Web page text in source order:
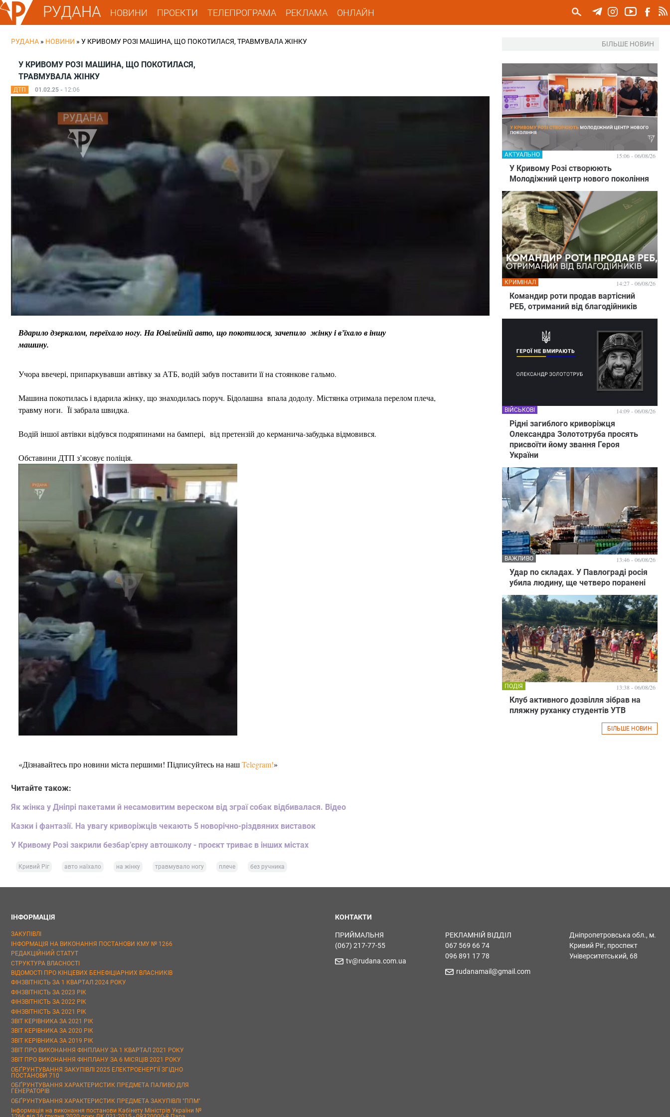
РУДАНА НОВИНИ ПРОЕКТИ ТЕЛЕПРОГРАМА РЕКЛАМА ОНЛАЙН
РУДАНА » НОВИНИ » У КРИВОМУ РОЗІ МАШИНА, ЩО ПОКОТИЛАСЯ, ТРАВМУВАЛА ЖІНКУ
У КРИВОМУ РОЗІ МАШИНА, ЩО ПОКОТИЛАСЯ,
ТРАВМУВАЛА ЖІНКУ
ДТП 01.02.25 - 12:06
Вдарило дзеркалом, переїхало ногу. На Ювілейній авто, що покотилося, зачепило жінку і в’їхало в іншу
машину.
Учора ввечері, припаркувавши автівку за АТБ, водій забув поставити її на стоянкове гальмо.
Машина покотилась і вдарила жінку, що знаходилась поруч. Бідолашна впала додолу. Містянка отримала перелом плеча,
травму ноги. Її забрала швидка.
Водій іншої автівки відбувся подряпинами на бампері, від претензій до керманича-забудька відмовився.
Обставини ДТП з’ясовує поліція.
«Дізнавайтесь про новини міста першими! Підписуйтесь на нашTelegram!»
Читайте також:
Як жінка у Дніпрі пакетами й несамовитим вереском від зграї собак відбивалася. Відео
Казки і фантазії. На увагу криворіжців чекають 5 новорічно-різдвяних виставок
У Кривому Розі закрили безбар’єрну автошколу - проєкт триває в інших містах
Кривий Ріг авто наїхало на жінку травмувало ногу плече без ручника
БІЛЬШЕ НОВИН
У Кривому Розі створюють
Молодіжний центр нового покоління
АКТУАЛЬНО 15:06 - 06/08/26
Командир роти продав вартісний
РЕБ, отриманий від благодійників
КРИМІНАЛ 14:27 - 06/08/26
Рідні загиблого криворіжця
Олександра Золототруба просять
присвоїти йому звання Героя
України
ВІЙСЬКОВІ 14:09 - 06/08/26
Удар по складах. У Павлограді росія
убила людину, ще четверо поранені
ВАЖЛИВО 13:46 - 06/08/26
Клуб активного дозвілля зібрав на
пляжну руханку студентів УТВ
ПОДІЯ 13:38 - 06/08/26
БІЛЬШЕ НОВИН
ІНФОРМАЦІЯ
ЗАКУПІВЛІ
ІНФОРМАЦІЯ НА ВИКОНАННЯ ПОСТАНОВИ КМУ № 1266
РЕДАКЦІЙНИЙ СТАТУТ
СТРУКТУРА ВЛАСНОСТІ
ВІДОМОСТІ ПРО КІНЦЕВИХ БЕНЕФІЦІАРНИХ ВЛАСНИКІВ
ФІНЗВІТНІСТЬ ЗА 1 КВАРТАЛ 2024 РОКУ
ФІНЗВІТНІСТЬ ЗА 2023 РІК
ФІНЗВІТНІСТЬ ЗА 2022 РІК
ФІНЗВІТНІСТЬ ЗА 2021 РІК
ЗВІТ КЕРІВНИКА ЗА 2021 РІК
ЗВІТ КЕРІВНИКА ЗА 2020 РІК
ЗВІТ КЕРІВНИКА ЗА 2019 РІК
ЗВІТ ПРО ВИКОНАННЯ ФІНПЛАНУ ЗА 1 КВАРТАЛ 2021 РОКУ
ЗВІТ ПРО ВИКОНАННЯ ФІНПЛАНУ ЗА 6 МІСЯЦІВ 2021 РОКУ
ОБҐРУНТУВАННЯ ЗАКУПІВЛІ 2025 ЕЛЕКТРОЕНЕРГІЇ ЗГІДНО
ПОСТАНОВИ 710
ОБҐРУНТУВАННЯ ХАРАКТЕРИСТИК ПРЕДМЕТА ПАЛИВО ДЛЯ
ГЕНЕРАТОРІВ
ОБҐРУНТУВАННЯ ХАРАКТЕРИСТИК ПРЕДМЕТА ЗАКУПІВЛІ "ППМ"
Інформація на виконання постанови Кабінету Міністрів України №
КОНТАКТИ
ПРИЙМАЛЬНЯ
(067) 217-77-55
tv@rudana.com.ua
РЕКЛАМНІЙ ВІДДІЛ
067 569 66 74
096 891 17 78
rudanamail@gmail.com
Дніпропетровська обл., м.
Кривий Ріг, проспект
Університетський, 68